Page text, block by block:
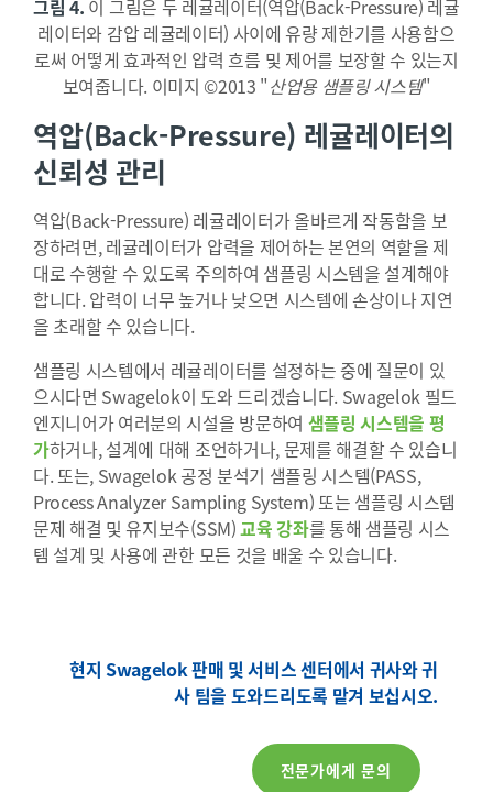
그림 4. 이 그림은 두 레귤레이터(역압(Back-Pressure) 레귤
레이터와 감압 레귤레이터) 사이에 유량 제한기를 사용함으
로써 어떻게 효과적인 압력 흐름 및 제어를 보장할 수 있는지
보여줍니다. 이미지 ©2013 "산업용 샘플링 시스템"
역압(Back-Pressure) 레귤레이터의
신뢰성 관리
역압(Back-Pressure) 레귤레이터가 올바르게 작동함을 보
장하려면, 레귤레이터가 압력을 제어하는 본연의 역할을 제
대로 수행할 수 있도록 주의하여 샘플링 시스템을 설계해야
합니다. 압력이 너무 높거나 낮으면 시스템에 손상이나 지연
을 초래할 수 있습니다.
샘플링 시스템에서 레귤레이터를 설정하는 중에 질문이 있
으시다면 Swagelok이 도와 드리겠습니다. Swagelok 필드
엔지니어가 여러분의 시설을 방문하여 샘플링 시스템을 평
가하거나, 설계에 대해 조언하거나, 문제를 해결할 수 있습니
다. 또는, Swagelok 공정 분석기 샘플링 시스템(PASS,
Process Analyzer Sampling System) 또는 샘플링 시스템
문제 해결 및 유지보수(SSM)교육 강좌를 통해 샘플링 시스
템 설계 및 사용에 관한 모든 것을 배울 수 있습니다.
현지 Swagelok 판매 및 서비스 센터에서 귀사와 귀
사 팀을 도와드리도록 맡겨 보십시오.
전문가에게 문의